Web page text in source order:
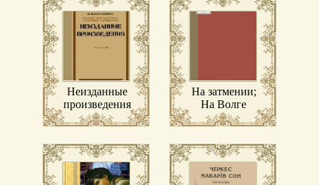
Неизданные
произведения
На затмении;
На Волге